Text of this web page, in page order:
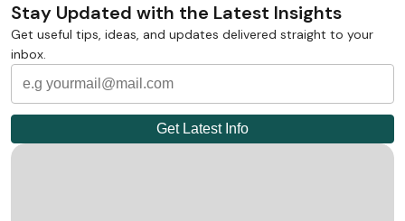
Stay Updated with the Latest Insights
Get useful tips, ideas, and updates delivered straight to your
inbox.